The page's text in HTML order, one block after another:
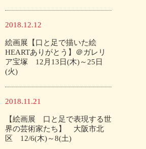
2018.12.12
絵画展【口と足で描いた絵
HEARTありがとう】＠ガレリ
ア宝塚 12月13日(木)～25日
(火)
2018.11.21
【絵画展 口と足で表現する世
界の芸術家たち】 大阪市北
区 12/6(木)～8(土)